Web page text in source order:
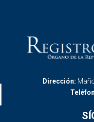
Dirección: